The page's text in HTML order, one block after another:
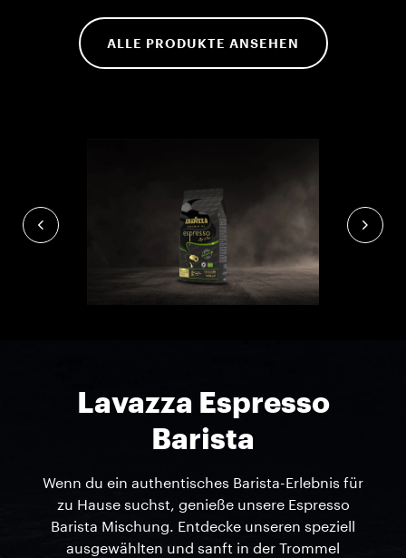
ALLE PRODUKTE ANSEHEN
Lavazza Espresso
Barista
Wenn du ein authentisches Barista-Erlebnis für
zu Hause suchst, genieße unsere Espresso
Barista Mischung. Entdecke unseren speziell
ausgewählten und sanft in der Trommel